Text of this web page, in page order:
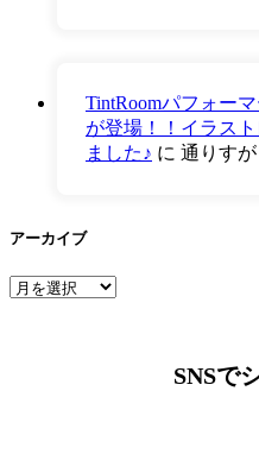
TintRoomパフォー
が登場！！イラス
ました♪ に 通りすが
アーカイブ
ア
SNSで